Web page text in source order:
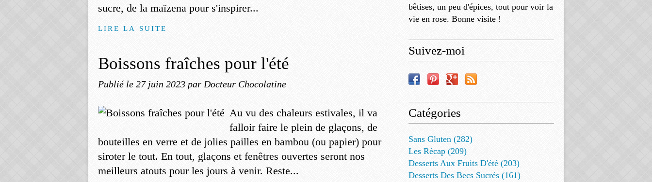
sucre, de la maïzena pour s'inspirer...
LIRE LA SUITE
Boissons fraîches pour l'été
Publié le 27 juin 2023 par Docteur Chocolatine
Au vu des chaleurs estivales, il va
falloir faire le plein de glaçons, de
bouteilles en verre et de jolies pailles en bambou (ou papier) pour
siroter le tout. En tout, glaçons et fenêtres ouvertes seront nos
meilleurs atouts pour les jours à venir. Reste...
bêtises, un peu d'épices, tout pour voir la
vie en rose. Bonne visite !
Suivez-moi
Catégories
Sans Gluten (282)
Les Récap (209)
Desserts Aux Fruits D'été (203)
Desserts Des Becs Sucrés (161)